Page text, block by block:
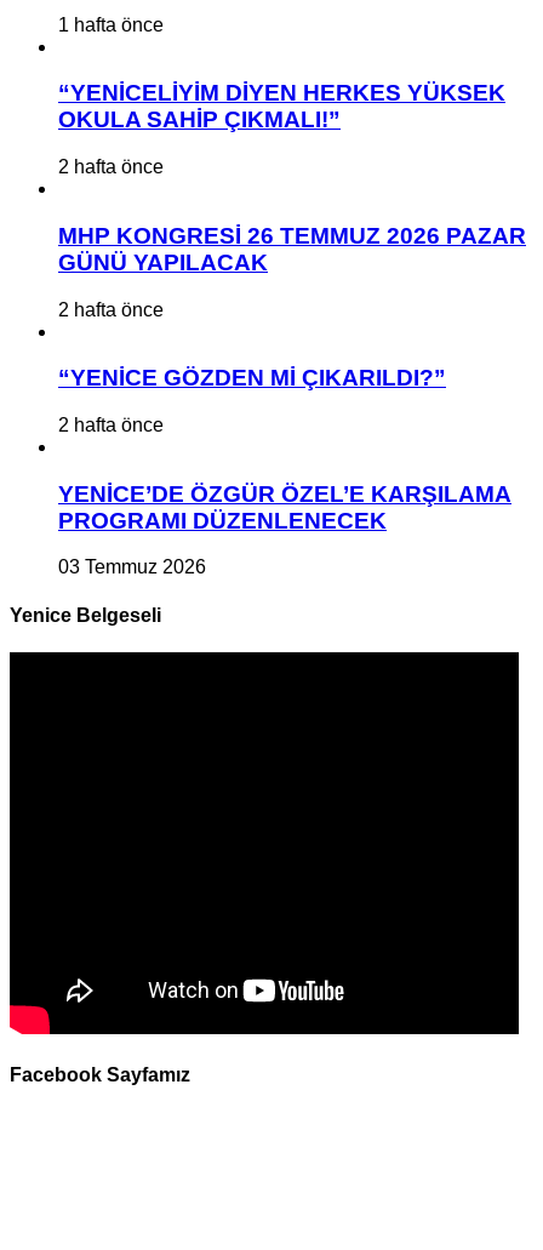
1 hafta önce
“YENİCELİYİM DİYEN HERKES YÜKSEK
OKULA SAHİP ÇIKMALI!”
2 hafta önce
MHP KONGRESİ 26 TEMMUZ 2026 PAZAR
GÜNÜ YAPILACAK
2 hafta önce
“YENİCE GÖZDEN Mİ ÇIKARILDI?”
2 hafta önce
YENİCE’DE ÖZGÜR ÖZEL’E KARŞILAMA
PROGRAMI DÜZENLENECEK
03 Temmuz 2026
Yenice Belgeseli
Facebook Sayfamız